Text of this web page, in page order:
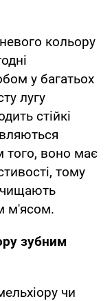
кольору
у багатьох
лугу
стійкі
того, воно має
тому
м'ясом.
зубним
чи